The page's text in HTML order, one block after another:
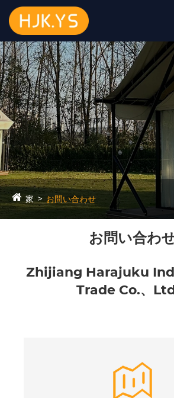
家 お問い合わせ
お問い合わ
Zhijiang Harajuku
Trade Co.、Ltd